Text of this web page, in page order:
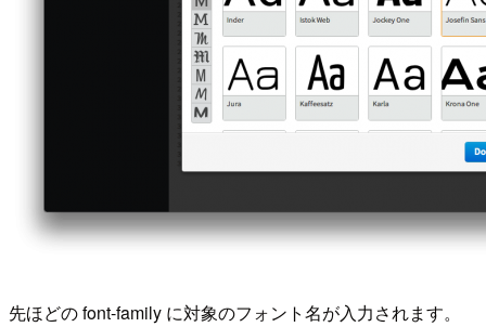
先ほどの font-family に対象のフォント名が入力されます。